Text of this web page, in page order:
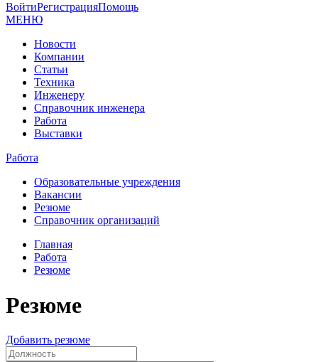
ВойтиРегистрацияПомощь
МЕНЮ
Новости
Компании
Статьи
Техника
Инженеру
Справочник инженера
Работа
Выставки
Работа
Образовательные учреждения
Вакансии
Резюме
Справочник организаций
Главная
Работа
Резюме
Резюме
Добавить резюме